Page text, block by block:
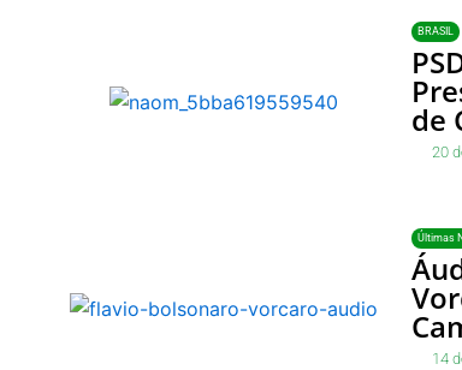
BRASIL
de
20
Últimas
14